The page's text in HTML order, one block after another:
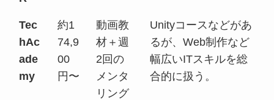
Tec
hAc
ade
my
約1
74,9
00
円〜
動画教
材＋週
2回の
メンタ
リング
Unityコースなどがあ
るが、Web制作など
幅広いITスキルを総
合的に扱う。